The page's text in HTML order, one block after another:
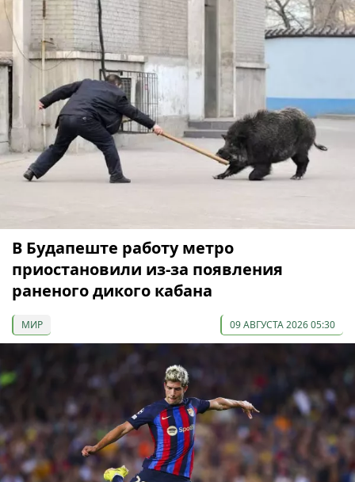
В Будапеште работу метро
приостановили из-за появления
раненого дикого кабана
МИР 09 АВГУСТА 2026 05:30